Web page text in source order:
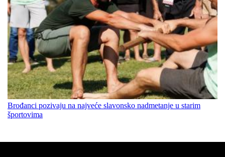
Brođanci pozivaju na najveće slavonsko nadmetanje u starim
športovima